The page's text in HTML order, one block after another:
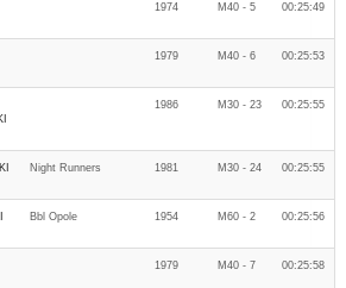
1974 M40 - 5 00:25:49
1979 M40 - 6 00:25:53
1986 M30 - 23 00:25:55
Night Runners 1981 M30 - 24 00:25:55
Bbl Opole 1954 M60 - 2 00:25:56
1979 M40 - 7 00:25:58